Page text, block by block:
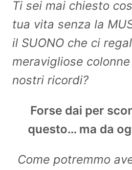
Ti sei mai chiesto
tua vita senza la
il SUONO che ci
meravigliose
nostri ricordi?
Forse dai per
questo… ma da
Come potremmo